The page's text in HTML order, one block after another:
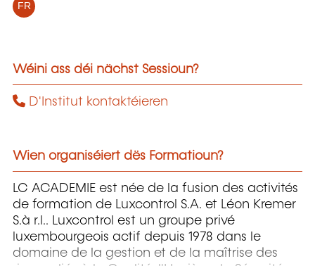
FR
Wéini ass déi nächst Sessioun?
D'Institut kontaktéieren
Wien organiséiert dës Formatioun?
LC ACADEMIE est née de la fusion des activités
de formation de Luxcontrol S.A. et Léon Kremer
S.à r.l.. Luxcontrol est un groupe privé
luxembourgeois actif depuis 1978 dans le
domaine de la gestion et de la maîtrise des